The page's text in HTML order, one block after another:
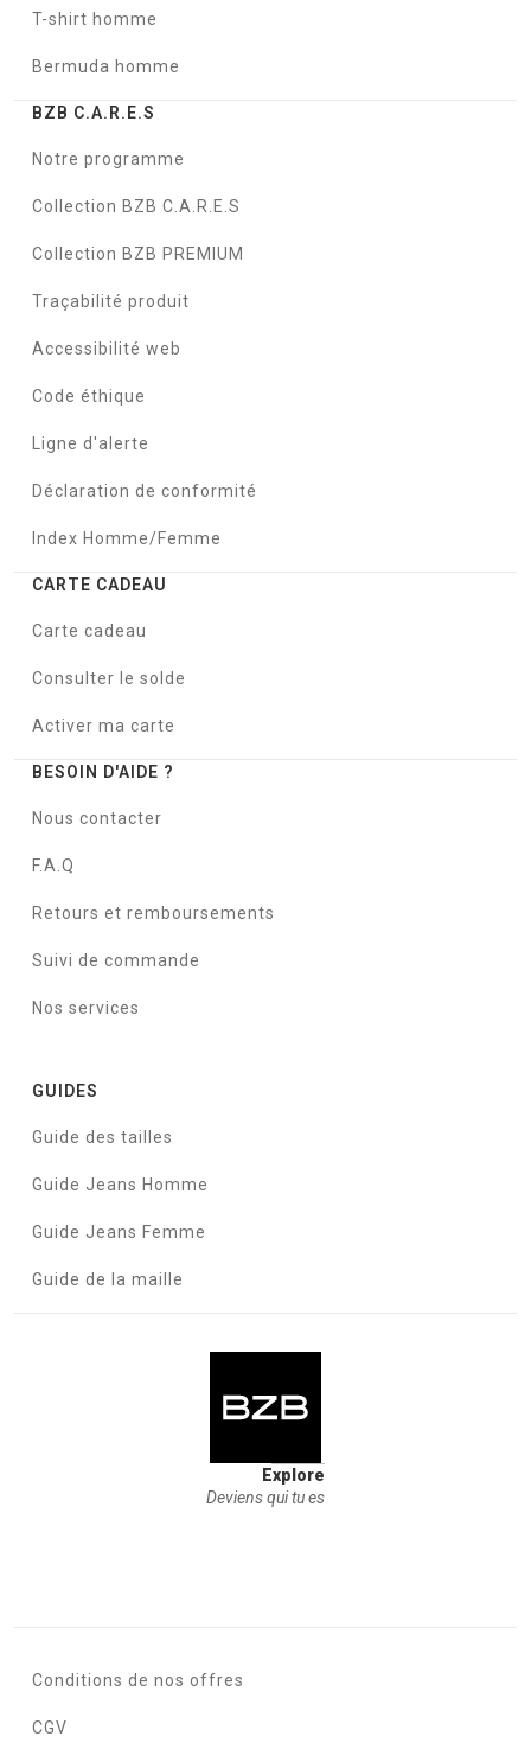
T-shirt homme
Bermuda homme
BZB C.A.R.E.S
Notre programme
Collection BZB C.A.R.E.S
Collection BZB PREMIUM
Traçabilité produit
Accessibilité web
Code éthique
Ligne d'alerte
Déclaration de conformité
Index Homme/Femme
CARTE CADEAU
Carte cadeau
Consulter le solde
Activer ma carte
BESOIN D'AIDE ?
Nous contacter
F.A.Q
Retours et remboursements
Suivi de commande
Nos services
GUIDES
Guide des tailles
Guide Jeans Homme
Guide Jeans Femme
Guide de la maille
Explore
Deviens qui tu es
Conditions de nos offres
CGV